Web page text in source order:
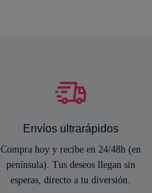
Envíos ultrarápidos
Compra hoy y recibe en 24/48h (en
península). Tus deseos llegan sin
esperas, directo a tu diversión.